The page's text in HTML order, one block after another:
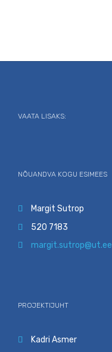
VAATA LISAKS:
NÕUANDVA KOGU ESIMEES
 Margit Sutrop
 520 7183
 margit.sutrop@ut.ee
PROJEKTIJUHT
 Kadri Asmer